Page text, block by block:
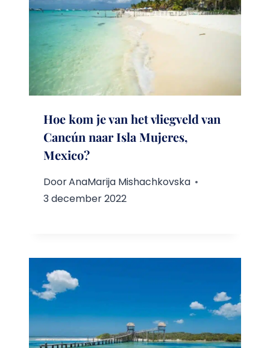
Hoe kom je van het vliegveld van
Cancún naar Isla Mujeres,
Mexico?
DoorAnaMarija Mishachkovska
3 december 2022